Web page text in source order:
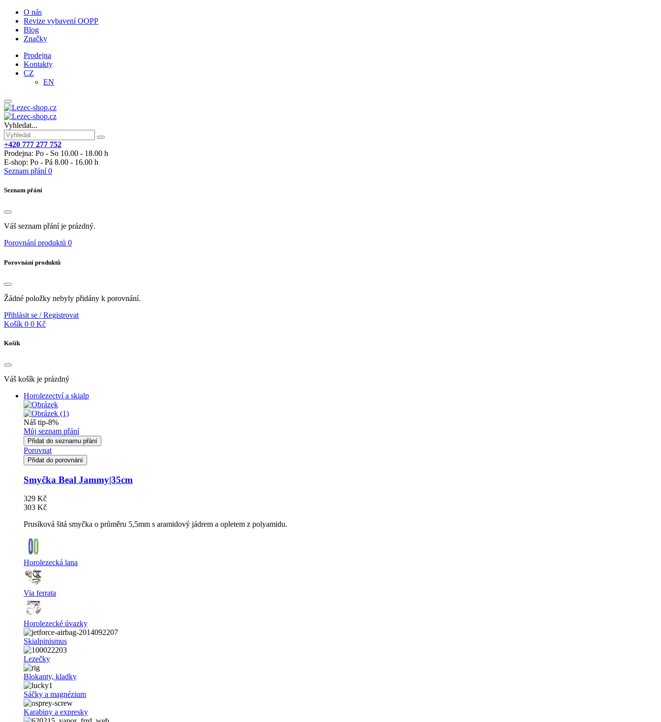
O nás
Revize vybavení OOPP
Blog
Značky
Prodejna
Kontakty
CZ
EN
Vyhledat...
+420 777 277 752
Prodejna: Po - So 10.00 - 18.00 h
E-shop: Po - Pá 8.00 - 16.00 h
Seznam přání 0
Seznam přání
Váš seznam přání je prázdný.
Porovnání produktů 0
Porovnání produktů
Žádné položky nebyly přidány k porovnání.
Přihlásit se / Registrovat
Košík 0 0 Kč
Košík
Váš košík je prázdný
Horolezectví a skialp
Náš tip-8%
Můj seznam přání
Přidat do seznamu přání
Porovnat
Přidat do porovnání
Smyčka Beal Jammy|35cm
329 Kč
303 Kč
Prusíková šitá smyčka o průměru 5,5mm s aramidový jádrem a opletem z polyamidu.
Horolezecká lana
Via ferrata
Horolezecké úvazky
Skialpinismus
Lezečky
Blokanty, kladky
Sáčky a magnézium
Karabiny a expresky